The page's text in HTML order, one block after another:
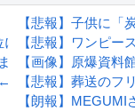
にwwwwwwww
う
これwwww
【悲報】子供に「
【悲報】ワンピー
【画像】原爆資料
【悲報】葬送のフ
【朗報】